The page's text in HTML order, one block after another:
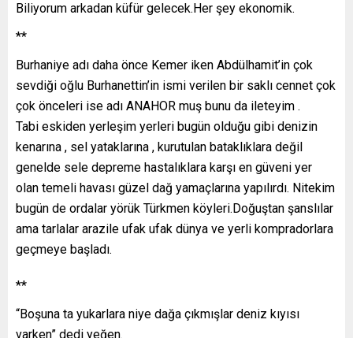
Biliyorum arkadan küfür gelecek.Her şey ekonomik.
**
Burhaniye adı daha önce Kemer iken Abdülhamit’in çok
sevdiği oğlu Burhanettin’in ismi verilen bir saklı cennet çok
çok önceleri ise adı ANAHOR muş bunu da ileteyim .
Tabi eskiden yerleşim yerleri bugün olduğu gibi denizin
kenarına , sel yataklarına , kurutulan bataklıklara değil
genelde sele depreme hastalıklara karşı en güveni yer
olan temeli havası güzel dağ yamaçlarına yapılırdı. Nitekim
bugün de ordalar yörük Türkmen köyleri.Doğuştan şanslılar
ama tarlalar arazile ufak ufak dünya ve yerli kompradorlara
geçmeye başladı.
**
“Boşuna ta yukarlara niye dağa çıkmışlar deniz kıyısı
varken” dedi yeğen.